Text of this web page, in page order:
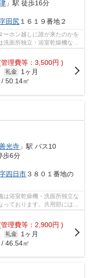
」駅 徒歩16分
田尻 １６１９番地２
ーホン越しに誰が来たのかを
面所独立・浴室乾燥機など
理費等：3,500円 )
礼金
1ヶ月
50.14㎡
光寺 」駅 バス10
歩6分
四日市３８０１番地の
は浴室乾燥機・洗面所独立な
っております。共用部には宅
理費等：2,900円 )
礼金
1ヶ月
46.54㎡